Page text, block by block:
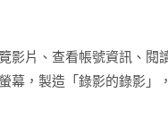
片、查看帳號資訊、閱
幕，製造「錄影的錄影」